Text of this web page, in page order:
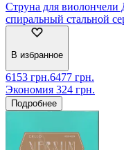
Струна для
спиральный стальной
В избранное
6153 грн.6477 грн.
Экономия 324 грн.
Подробнее